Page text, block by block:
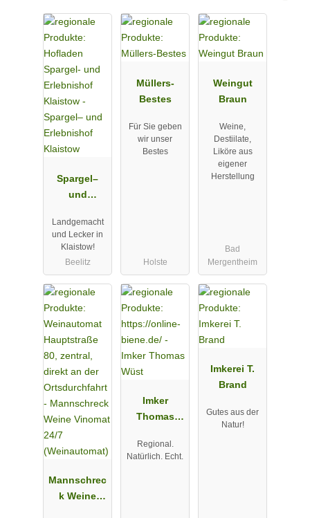
Spargel–
und
Klaistow
Landgemacht
und Lecker in
Klaistow!
Beelitz
Müllers-
Bestes
Für Sie geben
wir unser
Bestes
Holste
Weingut
Braun
Weine,
Destiilate,
Liköre aus
eigener
Herstellung
Bad
Mergentheim
Mannschrec
k Weine
Imker
Thomas
Regional.
Natürlich. Echt.
Imkerei T.
Brand
Gutes aus der
Natur!